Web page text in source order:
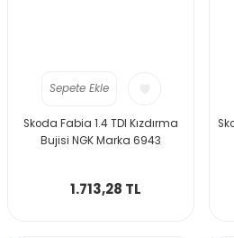
Sepete Ekle
Skoda Fabia 1.4 TDI Kızdırma
Bujisi NGK Marka 6943
1.713,28 TL